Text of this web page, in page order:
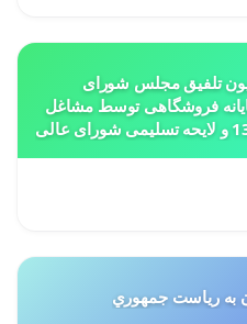
تلفیق مجلس شورای
فروشگاهی توسط مشاغل
گروه پزشکی از ابتدای سال 1398 و لایحه تسلیمی شورای عالی
به رياست جمهوري